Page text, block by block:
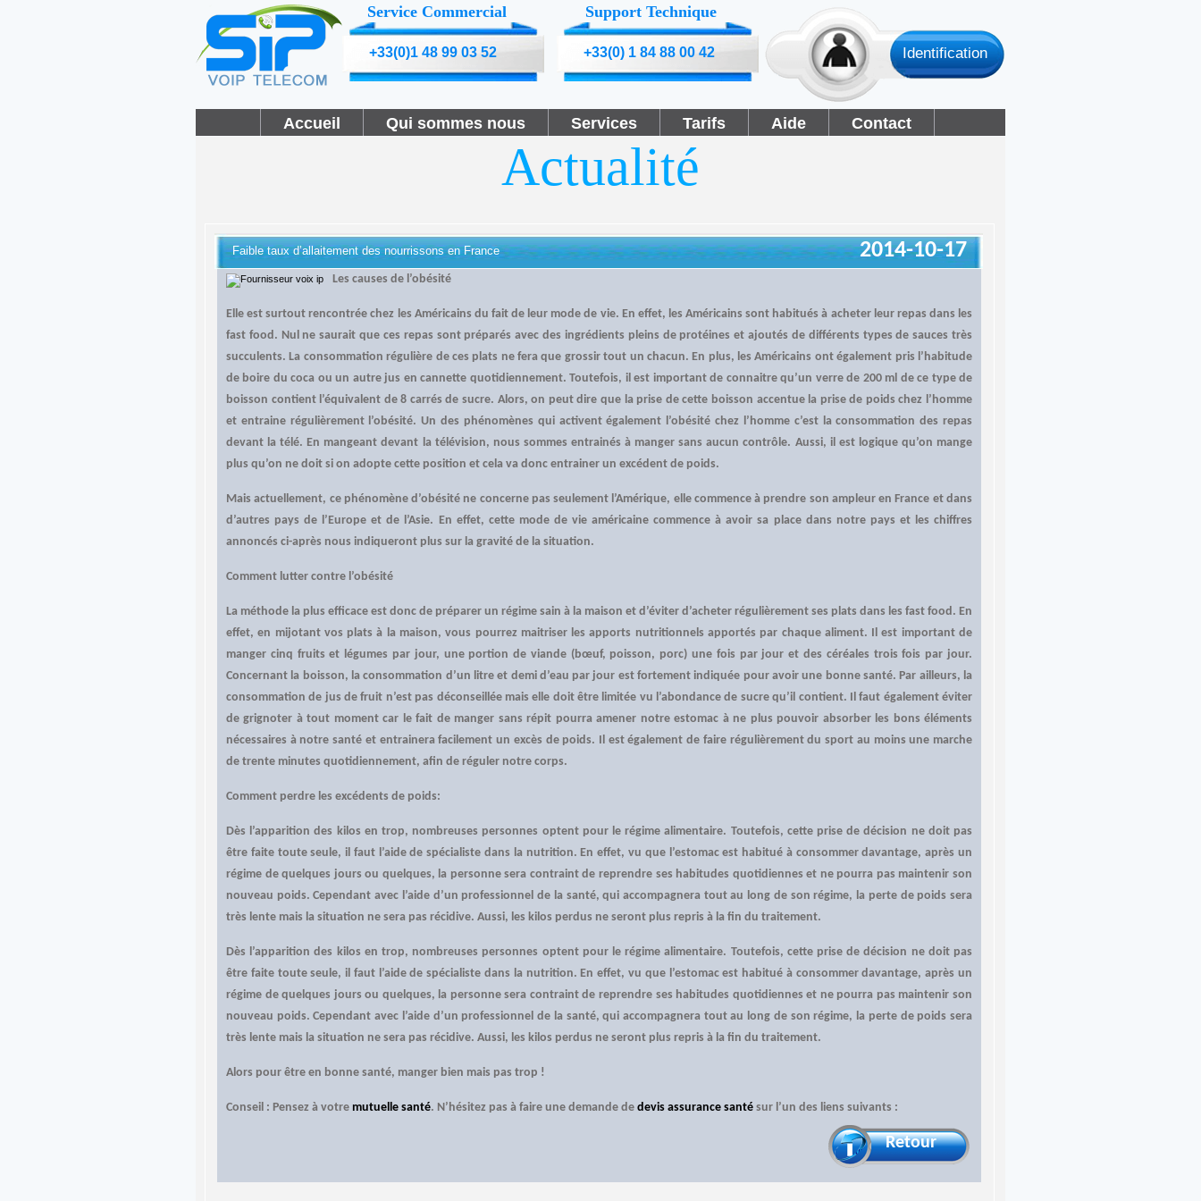
+33(0)1 48 99 03 52
Service Commercial
+33(0) 1 84 88 00 42
Support Technique
Identification
Accueil Qui sommes nous Services Tarifs Aide Contact
Actualité
Faible taux d’allaitement des nourrissons en France 2014-10-17
Les causes de l’obésité
Elle est surtout rencontrée chez les Américains du fait de leur mode de vie. En effet, les Américains sont habitués à acheter leur repas dans les
fast food. Nul ne saurait que ces repas sont préparés avec des ingrédients pleins de protéines et ajoutés de différents types de sauces très
succulents. La consommation régulière de ces plats ne fera que grossir tout un chacun. En plus, les Américains ont également pris l’habitude
de boire du coca ou un autre jus en cannette quotidiennement. Toutefois, il est important de connaitre qu’un verre de 200 ml de ce type de
boisson contient l’équivalent de 8 carrés de sucre. Alors, on peut dire que la prise de cette boisson accentue la prise de poids chez l’homme
et entraine régulièrement l’obésité. Un des phénomènes qui activent également l’obésité chez l’homme c’est la consommation des repas
devant la télé. En mangeant devant la télévision, nous sommes entrainés à manger sans aucun contrôle. Aussi, il est logique qu’on mange
plus qu’on ne doit si on adopte cette position et cela va donc entrainer un excédent de poids.
Mais actuellement, ce phénomène d’obésité ne concerne pas seulement l’Amérique, elle commence à prendre son ampleur en France et dans
d’autres pays de l’Europe et de l’Asie. En effet, cette mode de vie américaine commence à avoir sa place dans notre pays et les chiffres
annoncés ci-après nous indiqueront plus sur la gravité de la situation.
Comment lutter contre l’obésité
La méthode la plus efficace est donc de préparer un régime sain à la maison et d’éviter d’acheter régulièrement ses plats dans les fast food. En
effet, en mijotant vos plats à la maison, vous pourrez maitriser les apports nutritionnels apportés par chaque aliment. Il est important de
manger cinq fruits et légumes par jour, une portion de viande (bœuf, poisson, porc) une fois par jour et des céréales trois fois par jour.
Concernant la boisson, la consommation d’un litre et demi d’eau par jour est fortement indiquée pour avoir une bonne santé. Par ailleurs, la
consommation de jus de fruit n’est pas déconseillée mais elle doit être limitée vu l’abondance de sucre qu’il contient. Il faut également éviter
de grignoter à tout moment car le fait de manger sans répit pourra amener notre estomac à ne plus pouvoir absorber les bons éléments
nécessaires à notre santé et entrainera facilement un excès de poids. Il est également de faire régulièrement du sport au moins une marche
de trente minutes quotidiennement, afin de réguler notre corps.
Comment perdre les excédents de poids:
Dès l’apparition des kilos en trop, nombreuses personnes optent pour le régime alimentaire. Toutefois, cette prise de décision ne doit pas
être faite toute seule, il faut l’aide de spécialiste dans la nutrition. En effet, vu que l’estomac est habitué à consommer davantage, après un
régime de quelques jours ou quelques, la personne sera contraint de reprendre ses habitudes quotidiennes et ne pourra pas maintenir son
nouveau poids. Cependant avec l’aide d’un professionnel de la santé, qui accompagnera tout au long de son régime, la perte de poids sera
très lente mais la situation ne sera pas récidive. Aussi, les kilos perdus ne seront plus repris à la fin du traitement.
Dès l’apparition des kilos en trop, nombreuses personnes optent pour le régime alimentaire. Toutefois, cette prise de décision ne doit pas
être faite toute seule, il faut l’aide de spécialiste dans la nutrition. En effet, vu que l’estomac est habitué à consommer davantage, après un
régime de quelques jours ou quelques, la personne sera contraint de reprendre ses habitudes quotidiennes et ne pourra pas maintenir son
nouveau poids. Cependant avec l’aide d’un professionnel de la santé, qui accompagnera tout au long de son régime, la perte de poids sera
très lente mais la situation ne sera pas récidive. Aussi, les kilos perdus ne seront plus repris à la fin du traitement.
Alors pour être en bonne santé, manger bien mais pas trop !
Conseil : Pensez à votre mutuelle santé. N’hésitez pas à faire une demande de devis assurance santé sur l’un des liens suivants :
Retour